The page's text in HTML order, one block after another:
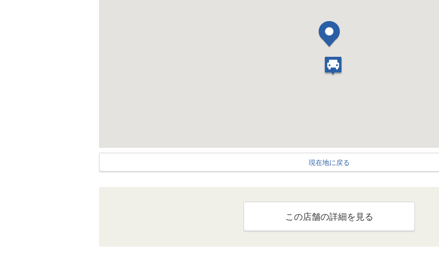
現在地に戻る
この店舗の詳細を見る